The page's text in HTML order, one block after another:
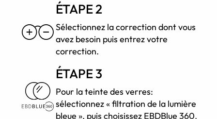
ÉTAPE 2
Sélectionnez la correction dont vous
avez besoin puis entrez votre
correction.
ÉTAPE 3
Pour la teinte des verres:
sélectionnez « filtration de la lumière
bleue », puis choisissez EBDBlue 360.